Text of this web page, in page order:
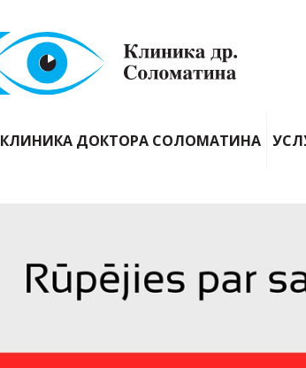
КЛИНИКА ДОКТОРА СОЛОМАТИНА